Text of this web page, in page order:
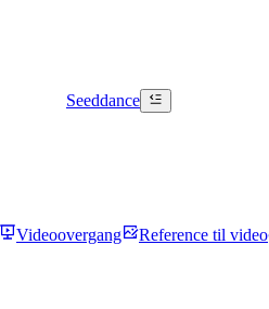
Seeddance
Videoovergang Reference til video